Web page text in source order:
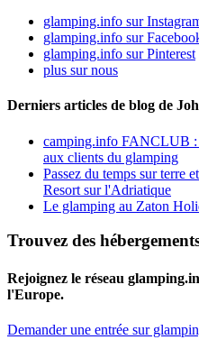
glamping.info sur
glamping.info sur
glamping.info sur Pinterest
plus sur nous
Derniers articles de blog de
camping.info FANCLUB :
aux clients du glamping
Passez du temps sur terre
Resort sur l'Adriatique
Le glamping au Zaton
Trouvez des
Rejoignez le réseau
l'Europe.
Demander une entrée sur